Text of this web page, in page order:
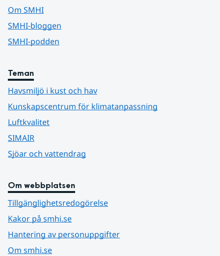
Om SMHI
SMHI-bloggen
SMHI-podden
Teman
Havsmiljö i kust och hav
Kunskapscentrum för klimatanpassning
Luftkvalitet
SIMAIR
Sjöar och vattendrag
Om webbplatsen
Tillgänglighetsredogörelse
Kakor på smhi.se
Hantering av personuppgifter
Om smhi.se